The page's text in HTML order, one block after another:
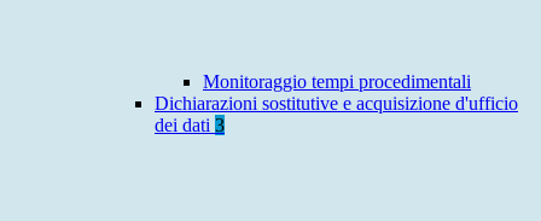
Monitoraggio tempi procedimentali
Dichiarazioni sostitutive e acquisizione d'ufficio
dei dati 3